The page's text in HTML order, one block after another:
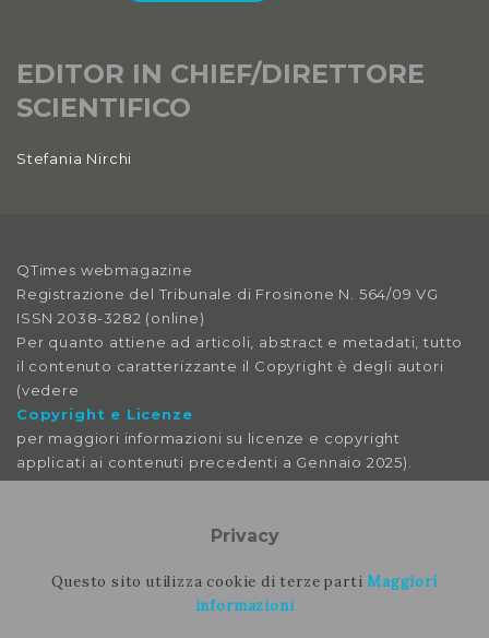
2019
Anno XI, Numero 1
2018
Anno X, Numero 2
2018
Anno X, Numero 1
2018
Anno IX, Numero 4
2017
EDITOR IN CHIEF/DIRETTORE
SCIENTIFICO
Stefania Nirchi
QTimes webmagazine
Registrazione del Tribunale di Frosinone N. 564/09 VG
ISSN 2038-3282 (online)
Per quanto attiene ad articoli, abstract e metadati, tutto
il contenuto caratterizzante il Copyright è degli autori
(vedere
Copyright e Licenze
per maggiori informazioni su licenze e copyright
applicati ai contenuti precedenti a Gennaio 2025).
splitshire
Privacy
Questo sito utilizza cookie di terze partiMaggiori
informazioni